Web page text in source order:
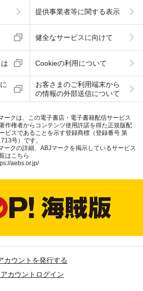
提供事業者等に関する表示
健全なサービスに向けて
Cookieの利用について
お客さまのご利用端末から
の情報の外部送信について
ークは、この電子書店・電子書籍配信サービス
作権者からコンテンツ使用許諾を得た正規版配
ビスであることを示す登録商標（登録番号 第
号）です。
ークの詳細、ABJマークを掲示しているサービス
はこちら
aebs.or.jp/
カウントを発行する
カウントログイン